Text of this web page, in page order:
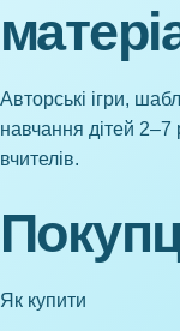
Авторські ігри,
навчання дітей 2–7
вчителів.
Як купити